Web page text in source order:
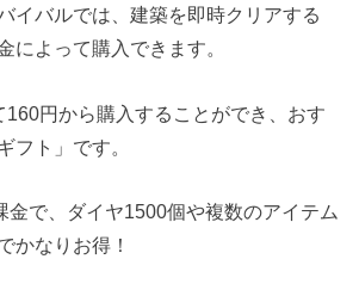
イバルでは、建築を即時クリアする
によって購入できます。
160円から購入することができ、おす
フト」です。
金で、ダイヤ1500個や複数のアイテム
かなりお得！